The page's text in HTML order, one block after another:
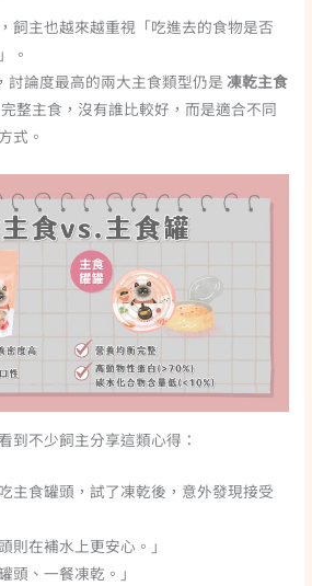
飼主也越來越重視「吃進去的食物是否
。
討論度最高的兩大主食類型仍是凍乾主食
整主食，沒有誰比較好，而是適合不同
式。
到不少飼主分享這類心得：
主食罐頭，試了凍乾後，意外發現接受
則在補水上更安心。」
頭、一餐凍乾。」